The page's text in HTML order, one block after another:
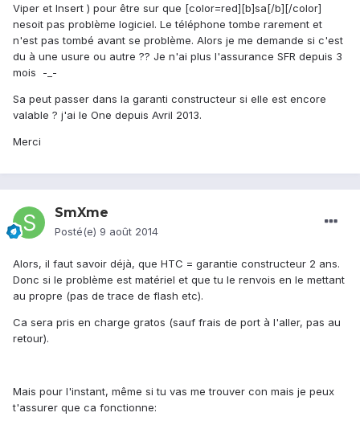
Viper et Insert ) pour être sur que [color=red][b]sa[/b][/color]
nesoit pas problème logiciel. Le téléphone tombe rarement et
n'est pas tombé avant se problème. Alors je me demande si c'est
du à une usure ou autre ?? Je n'ai plus l'assurance SFR depuis 3
mois -_-
Sa peut passer dans la garanti constructeur si elle est encore
valable ? j'ai le One depuis Avril 2013.
Merci
SmXme
Posté(e) 9 août 2014
Alors, il faut savoir déjà, que HTC = garantie constructeur 2 ans.
Donc si le problème est matériel et que tu le renvois en le mettant
au propre (pas de trace de flash etc).
Ca sera pris en charge gratos (sauf frais de port à l'aller, pas au
retour).
Mais pour l'instant, même si tu vas me trouver con mais je peux
t'assurer que ca fonctionne: